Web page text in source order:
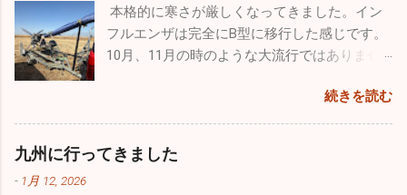
分ほどなんですが、ここ那覇基地では通常の
半分以下しか飛行時間が取れないようです。
わずか１５～２０分の短い時間でしたが、友
見学しました。 他にも様々な飛行機がたくさ
学以外でも色々楽しむことができるよう工夫
思いっきり走ってもらいたくて出かけてきま
した。 ここのドッグランはとても広くてたく
さんのワンコ達が来ていました。大型犬、中
型犬、小型犬とエリアが分かれており、うち
「リリィ」は疲れ知らず！常に全力疾走。他
開始し数日経過しないと状況は分かりませ
ん。診療所も穏やかな始まりを迎えたいもの
です。 楽しかった年末年始は終了。これから
は皆さんにとって良い年でありますように！
本年もどうぞよろしくお願い致します！！
本格的に寒さが厳しくなってきました。イン
フルエンザは完全にB型に移行した感じです。
10月、11月の時のような大流行ではありませ
増えています。そして相変わらず猛威を振る
っているのが感染性胃腸炎。毎日20～30人の
「手洗い」「うがい」「規則正しい生活」で
続きを読む
九州に行ってきました
- 1月 12, 2026